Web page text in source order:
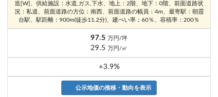
造[W]、供給施設：水道,ガス,下水、地上：2階、地下：0階、前面道路状
況：私道、前面道路の方位：南西、前面道路の幅員：4m、最寄駅：朝霞
台駅、駅距離：900m(徒歩11.2分)、建ぺい率；60％、容積率：200％
97.5 万円/坪
29.5 万円/㎡
+3.9%
公示地価の推移・動向を表示